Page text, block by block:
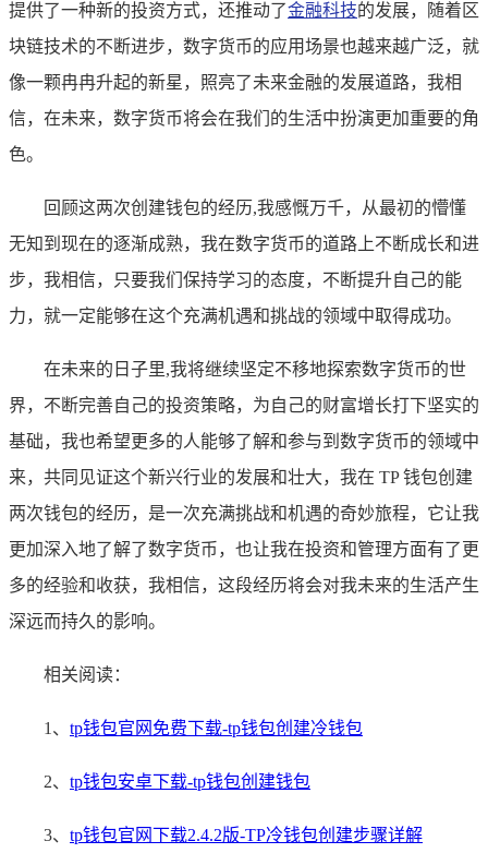
提供了一种新的投资方式，还推动了金融科技的发展，随着区
块链技术的不断进步，数字货币的应用场景也越来越广泛，就
像一颗冉冉升起的新星，照亮了未来金融的发展道路，我相
信，在未来，数字货币将会在我们的生活中扮演更加重要的角
色。
回顾这两次创建钱包的经历,我感慨万千，从最初的懵懂
无知到现在的逐渐成熟，我在数字货币的道路上不断成长和进
步，我相信，只要我们保持学习的态度，不断提升自己的能
力，就一定能够在这个充满机遇和挑战的领域中取得成功。
在未来的日子里,我将继续坚定不移地探索数字货币的世
界，不断完善自己的投资策略，为自己的财富增长打下坚实的
基础，我也希望更多的人能够了解和参与到数字货币的领域中
来，共同见证这个新兴行业的发展和壮大，我在 TP 钱包创建
两次钱包的经历，是一次充满挑战和机遇的奇妙旅程，它让我
更加深入地了解了数字货币，也让我在投资和管理方面有了更
多的经验和收获，我相信，这段经历将会对我未来的生活产生
深远而持久的影响。
相关阅读：
1、 tp钱包官网免费下载-tp钱包创建冷钱包
2、 tp钱包安卓下载-tp钱包创建钱包
3、 tp钱包官网下载2.4.2版-TP冷钱包创建步骤详解